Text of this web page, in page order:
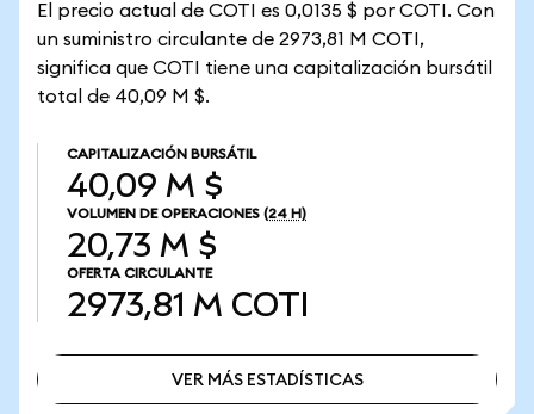
El precio actual de COTI es 0,0135 $ por COTI. Con
un suministro circulante de 2973,81 M COTI,
significa que COTI tiene una capitalización bursátil
total de 40,09 M $.
CAPITALIZACIÓN BURSÁTIL
40,09 M $
VOLUMEN DE OPERACIONES (24 H)
20,73 M $
OFERTA CIRCULANTE
2973,81 M COTI
VER MÁS ESTADÍSTICAS